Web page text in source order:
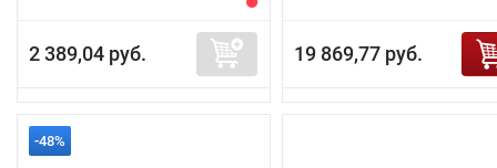
2 389,04 руб. 19 869,77 руб.
-48%